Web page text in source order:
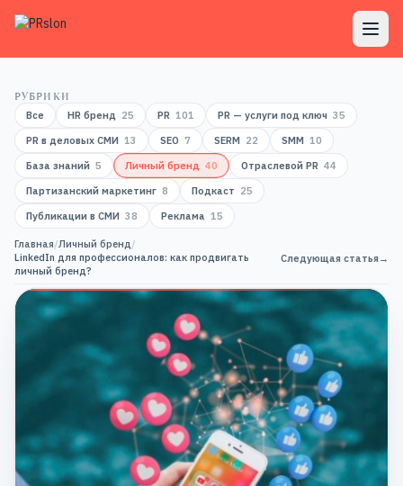
РУБРИКИ
Все
HR бренд 25 PR 101 PR — услуги под ключ 35
PR в деловых СМИ 13 SEO 7 SERM 22 SMM 10
База знаний 5 Личный бренд 40 Отраслевой PR 44
Партизанский маркетинг 8 Подкаст 25
Публикации в СМИ 38 Реклама 15
Главная/Личный бренд/
LinkedIn для профессионалов: как продвигать
личный бренд?
Следующая статья→